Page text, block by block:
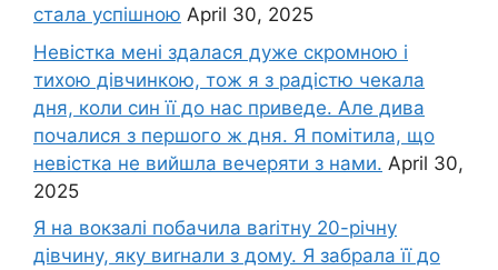
стала успішною April 30, 2025
Невістка мені здалася дуже скромною і
тихою дівчинкою, тож я з радістю чекала
дня, коли син її до нас приведе. Але дива
почалися з першого ж дня. Я помітила, що
невістка не вийшла вечеряти з нами. April 30,
2025
Я на вокзалі побачила ваrітну 20-річну
дівчину, яку виrнали з дому. Я забрала її до